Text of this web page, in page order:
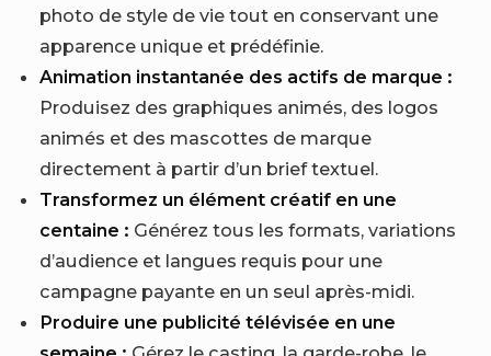
photo de style de vie tout en conservant une
apparence unique et prédéfinie.
Animation instantanée des actifs de marque :
Produisez des graphiques animés, des logos
animés et des mascottes de marque
directement à partir d’un brief textuel.
Transformez un élément créatif en une
centaine : Générez tous les formats, variations
d’audience et langues requis pour une
campagne payante en un seul après-midi.
Produire une publicité télévisée en une